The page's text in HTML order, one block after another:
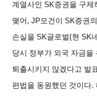
계열사인 SK증권을 구
맺어, JP모건이 SK증권
손실을 SK글로벌(현 SK
당시 정부가 외국 자금을
퇴출시키지 않겠다고 발
편법을 동원했던 것이다.